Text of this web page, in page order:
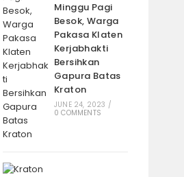
Minggu Pagi
Besok, Warga
Pakasa Klaten
Kerjabhakti
Bersihkan
Gapura Batas
Kraton
JUNE 24, 2023 /
0 COMMENTS